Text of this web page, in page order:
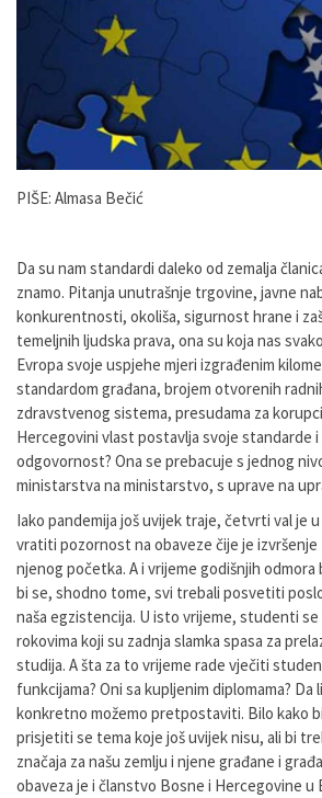
PIŠE: Almasa Bečić
Da su nam standardi daleko od zemalja
znamo. Pitanja unutrašnje trgovine, javne
konkurentnosti, okoliša, sigurnost hrane i
temeljnih ljudska prava, ona su koja nas
Evropa svoje uspjehe mjeri izgrađenim
standardom građana, brojem otvorenih
zdravstvenog sistema, presudama za
Hercegovini vlast postavlja svoje standarde i
odgovornost? Ona se prebacuje s jednog
ministarstva na ministarstvo, s uprave na
Iako pandemija još uvijek traje, četvrti val je
vratiti pozornost na obaveze čije je
njenog početka. A i vrijeme godišnjih odmora
bi se, shodno tome, svi trebali posvetiti
naša egzistencija. U isto vrijeme, studenti
rokovima koji su zadnja slamka spasa za
studija. A šta za to vrijeme rade vječiti
funkcijama? Oni sa kupljenim diplomama? Da
konkretno možemo pretpostaviti. Bilo kako
prisjetiti se tema koje još uvijek nisu, ali bi
značaja za našu zemlju i njene građane i
obaveza je i članstvo Bosne i Hercegovine u